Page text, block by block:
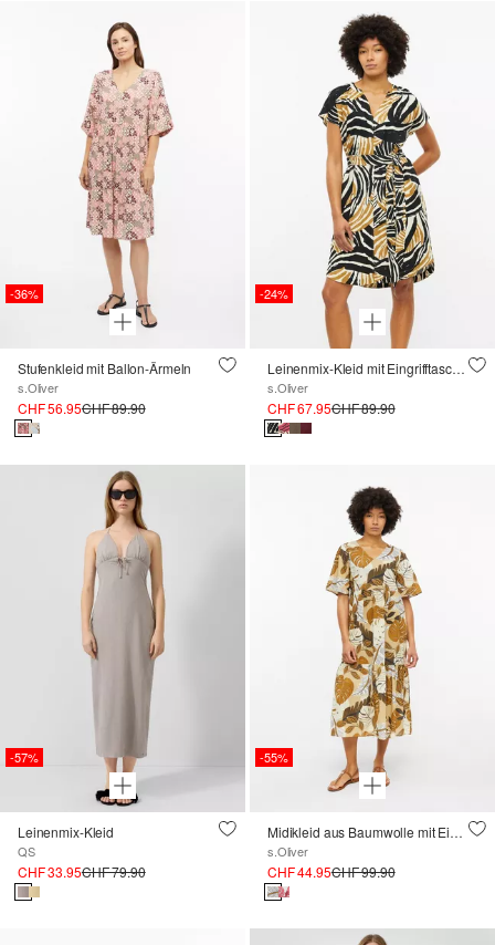
-36%
Stufenkleid mit Ballon-Ärmeln
s.Oliver
CHF 56.95CHF 89.90
-24%
Leinenmix-Kleid mit Eingrifftaschen
s.Oliver
CHF 67.95CHF 89.90
-57%
Leinenmix-Kleid
QS
CHF 33.95CHF 79.90
-55%
Midikleid aus Baumwolle mit Eingrifftaschen
s.Oliver
CHF 44.95CHF 99.90